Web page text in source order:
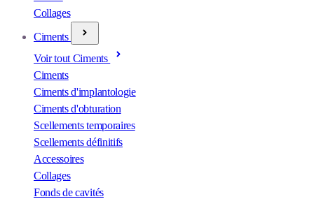
Collages
Ciments
Voir tout Ciments
Ciments
Ciments d'implantologie
Ciments d'obturation
Scellements temporaires
Scellements définitifs
Accessoires
Collages
Fonds de cavités